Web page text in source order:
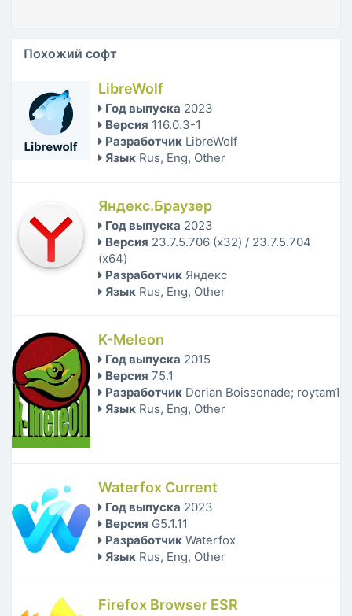
Похожий софт
LibreWolf
Год выпуска 2023
Версия 116.0.3-1
Разработчик LibreWolf
Язык Rus, Eng, Other
Яндекс.Браузер
Год выпуска 2023
Версия 23.7.5.706 (x32) / 23.7.5.704
(x64)
Разработчик Яндекс
Язык Rus, Eng, Other
K-Meleon
Год выпуска 2015
Версия 75.1
Разработчик Dorian Boissonade; roytam1
Язык Rus, Eng, Other
Waterfox Current
Год выпуска 2023
Версия G5.1.11
Разработчик Waterfox
Язык Rus, Eng, Other
Firefox Browser ESR